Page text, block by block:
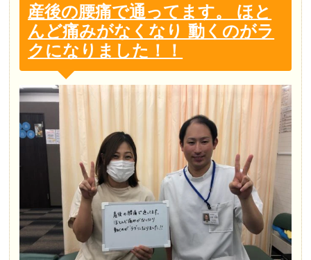
産後の腰痛で通ってます。 ほと
んど痛みがなくなり 動くのがラ
クになりました！！